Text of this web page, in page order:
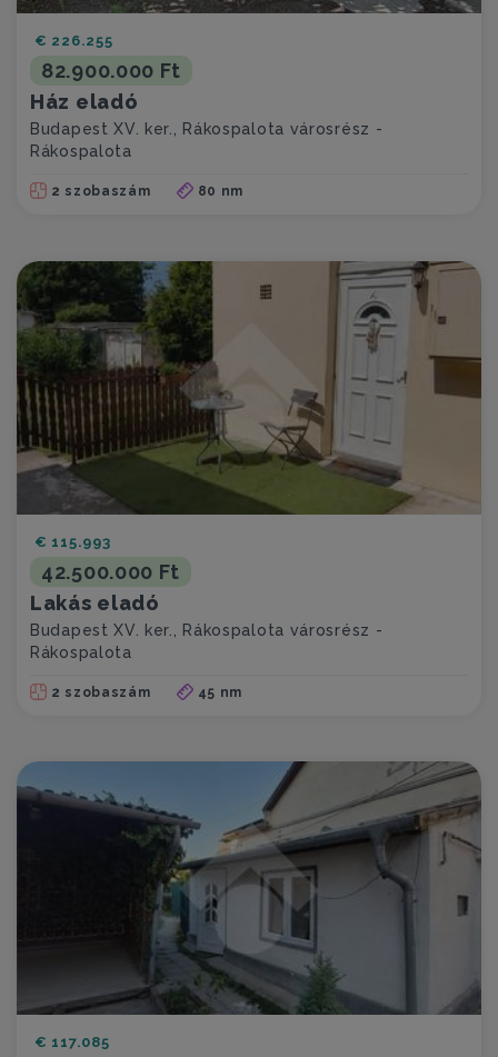
82.900.000 Ft
€ 226.255
Ház eladó
Budapest XV. ker., Rákospalota városrész -
Rákospalota
2 szobaszám 80 nm
42.500.000 Ft
€ 115.993
Lakás eladó
Budapest XV. ker., Rákospalota városrész -
Rákospalota
2 szobaszám 45 nm
€ 117.085